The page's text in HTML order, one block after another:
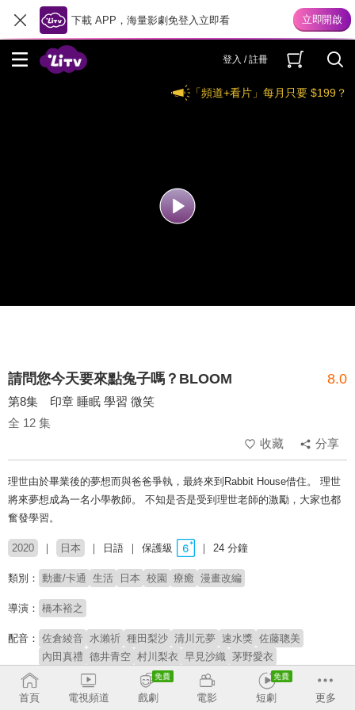
下載 APP，海量影劇免登入立即看
登入 / 註冊
「頻道+看片」每月只要 $199？
請問您今天要來點兔子嗎？BLOOM 8.0
第8集 印章 睡眠 學習 微笑
全 12 集
收藏
分享
理世由於畢業後的夢想而與爸爸爭執，最終來到Rabbit House借住。 理世
將來夢想成為一名小學教師。 不知是否是受到理世老師的激勵，大家也都
奮發學習。
2020 日本 日語 保護級 24 分鐘
類別： 動畫/卡通 生活 日本 校園 療癒 漫畫改編
導演： 橋本裕之
配音： 佐倉綾音 水瀨祈 種田梨沙 清川元夢 速水獎 佐藤聰美
內田真禮 德井青空 村川梨衣 早見沙織 茅野愛衣
原著：
首頁
電視頻道 戲劇 電影 短劇 更多